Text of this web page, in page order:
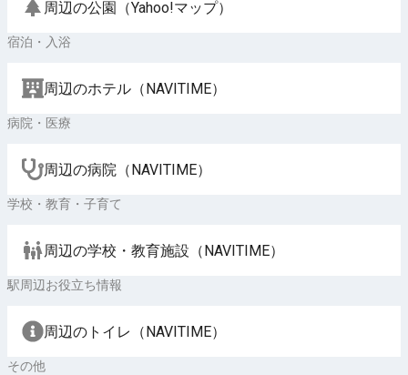
周辺の公園（Yahoo!マップ）
宿泊・入浴
周辺のホテル（NAVITIME）
病院・医療
周辺の病院（NAVITIME）
学校・教育・子育て
周辺の学校・教育施設（NAVITIME）
駅周辺お役立ち情報
周辺のトイレ（NAVITIME）
その他